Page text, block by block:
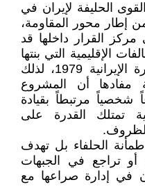
الحليفة لإيران في
إطار محور المقاومة،
القرار داخلها قد
الإقليمية التي بنتها
على مدى عقود منذ قيام الثورة الإيرانية 1979، لذلك
أن المشروع
شخصياً مرتبطاً بقيادة
تمتلك القدرة على
الحلفاء بل تهدف
أو تراجع في الجبهات
في إدارة صراعها مع